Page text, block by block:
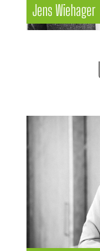
Jens Wiehager